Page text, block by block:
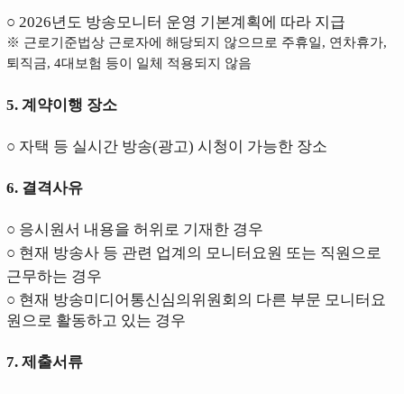
○ 2026년도 방송모니터 운영 기본계획에 따라 지급
※ 근로기준법상 근로자에 해당되지 않으므로 주휴일, 연차휴가,
퇴직금, 4대보험 등이 일체 적용되지 않음
5. 계약이행 장소
○ 자택 등 실시간 방송(광고) 시청이 가능한 장소
6. 결격사유
○ 응시원서 내용을 허위로 기재한 경우
○ 현재 방송사 등 관련 업계의 모니터요원 또는 직원으로
근무하는 경우
○ 현재 방송미디어통신심의위원회의 다른 부문 모니터요
원으로 활동하고 있는 경우
7. 제출서류